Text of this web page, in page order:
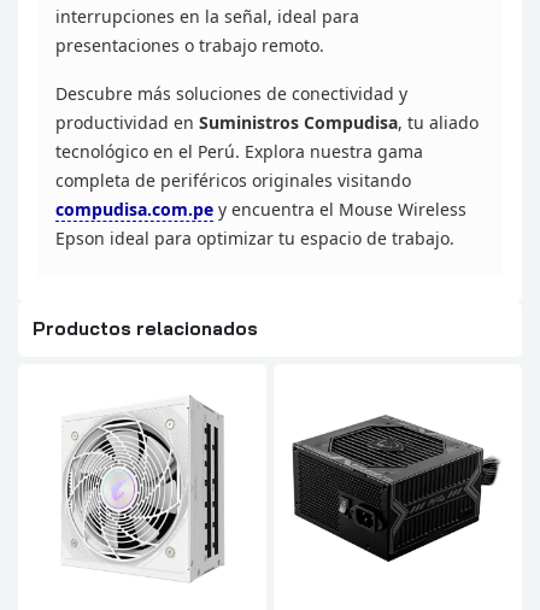
interrupciones en la señal, ideal para
presentaciones o trabajo remoto.
Descubre más soluciones de conectividad y
productividad en Suministros Compudisa, tu aliado
tecnológico en el Perú. Explora nuestra gama
completa de periféricos originales visitando
compudisa.com.pe y encuentra el Mouse Wireless
Epson ideal para optimizar tu espacio de trabajo.
Productos relacionados